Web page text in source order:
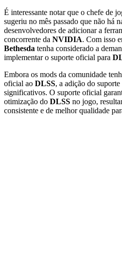
É interessante notar que o chefe de
sugeriu no mês passado que não há
desenvolvedores de adicionar a
concorrente da NVIDIA. Com isso
Bethesda tenha considerado a
implementar o suporte oficial para
Embora os mods da comunidade
oficial ao DLSS, a adição do
significativos. O suporte oficial
otimização do DLSS no jogo,
consistente e de melhor qualidade